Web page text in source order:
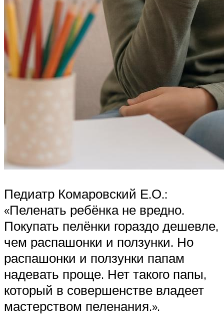
Педиатр Комаровский Е.О.:
«Пеленать ребёнка не вредно.
Покупать пелёнки гораздо дешевле,
чем распашонки и ползунки. Но
распашонки и ползунки папам
надевать проще. Нет такого папы,
который в совершенстве владеет
мастерством пеленания.».